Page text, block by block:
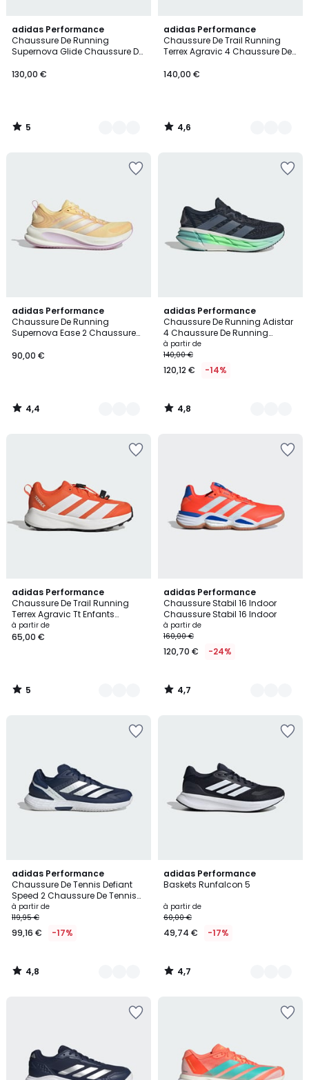
adidas Performance
Chaussure De Running
Supernova Glide Chaussure De
130,00 €
5
/
5
7
Couleurs
5
/
adidas Performance
Chaussure De Trail Running
Terrex Agravic 4 Chaussure De
140,00 €
4,6
/ 5
5
Couleurs
4,6
/
adidas Performance
Chaussure De Running
Supernova Ease 2 Chaussure
90,00 €
4,4
/ 5
5
Couleurs
4,4
/
adidas Performance
Chaussure De Running Adistar
4 Chaussure De Running
Adistar 4
à partir de
140,00 €
120,12 € -14%
4,8
/ 5
4
Couleurs
4,8
/
adidas Performance
Chaussure De Trail Running
Terrex Agravic Tt Enfants
Chaussure De Trail Running
Terrex Agravic Tt Enfants
à partir de
65,00 €
5
/
5
3
Couleurs
5
/
adidas Performance
Chaussure Stabil 16 Indoor
Chaussure Stabil 16 Indoor
à partir de
160,00 €
120,70 € -24%
4,7
/ 5
12
Couleurs
4,7
/
adidas Performance
Chaussure De Tennis Defiant
Speed 2 Chaussure De Tennis
Defiant Speed 2
à partir de
119,95 €
99,16 € -17%
4,8
/ 5
7
Couleurs
4,8
/
adidas Performance
Baskets Runfalcon 5
à partir de
60,00 €
49,74 € -17%
4,7
/ 5
8
Couleurs
4,7
/